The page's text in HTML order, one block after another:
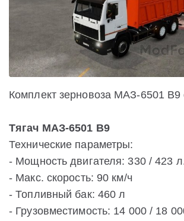
Комплект зерновоза МАЗ-6501 В9
Тягач МАЗ-6501 В9
Технические параметры:
- Мощность двигателя: 330 / 423
- Макс. скорость: 90 км/ч
- Топливный бак: 460 л
- Грузовместимость: 14 000 / 18